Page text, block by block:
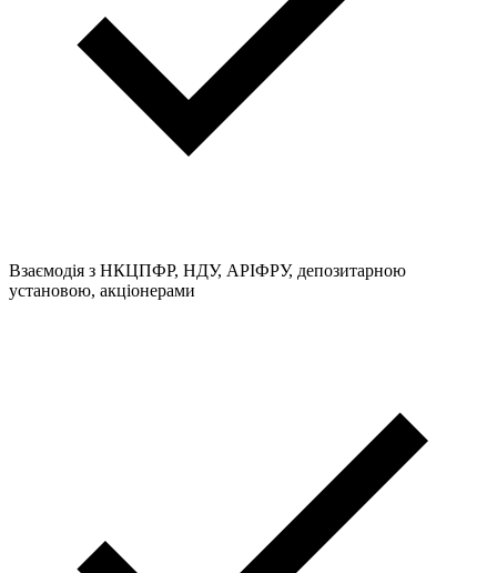
Взаємодія з НКЦПФР, НДУ, АРІФРУ, депозитарною
установою, акціонерами